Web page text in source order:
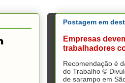
Postagem em
Empresas
trabalhadores
Recomendação é
do Trabalho ©
de sarampo em